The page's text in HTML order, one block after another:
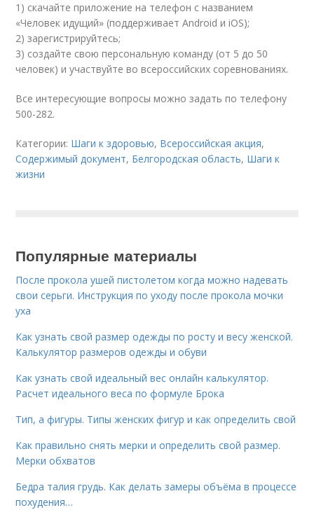
1) скачайте приложение на телефон с названием
«Человек идущий» (поддерживает Аndroid и iOS);
2) зарегистрируйтесь;
3) создайте свою персональную команду (от 5 до 50
человек) и участвуйте во всероссийских соревнованиях.
Все интересующие вопросы можно задать по телефону
500-282.
Категории: Шаги к здоровью, Всероссийская акция,
Содержимый документ, Белгородская область, Шаги к
жизни
Популярные материалы
После прокола ушей пистолетом когда можно надевать
свои серьги. Инструкция по уходу после прокола мочки
уха
Как узнать свой размер одежды по росту и весу женской.
Калькулятор размеров одежды и обуви
Как узнать свой идеальный вес онлайн калькулятор.
Расчет идеального веса по формуле Брока
Тип, а фигуры. Типы женских фигур и как определить свой
Как правильно снять мерки и определить свой размер.
Мерки обхватов
Бедра талия грудь. Как делать замеры объёма в процессе
похудения…